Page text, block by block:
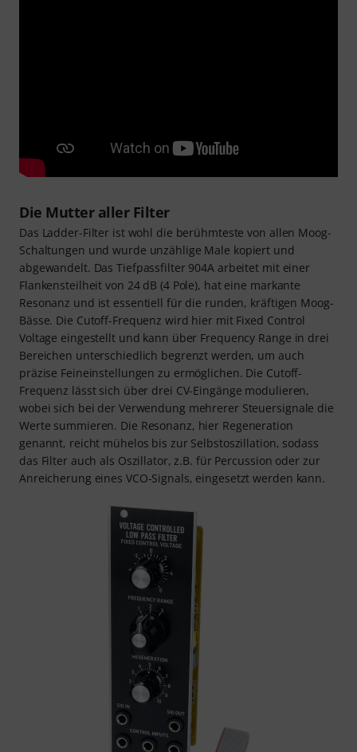
Die Mutter aller Filter
Das Ladder-Filter ist wohl die berühmteste von allen Moog-
Schaltungen und wurde unzählige Male kopiert und
abgewandelt. Das Tiefpassfilter 904A arbeitet mit einer
Flankensteilheit von 24 dB (4 Pole), hat eine markante
Resonanz und ist essentiell für die runden, kräftigen Moog-
Bässe. Die Cutoff-Frequenz wird hier mit Fixed Control
Voltage eingestellt und kann über Frequency Range in drei
Bereichen unterschiedlich begrenzt werden, um auch
präzise Feineinstellungen zu ermöglichen. Die Cutoff-
Frequenz lässt sich über drei CV-Eingänge modulieren,
wobei sich bei der Verwendung mehrerer Steuersignale die
Werte summieren. Die Resonanz, hier Regeneration
genannt, reicht mühelos bis zur Selbstoszillation, sodass
das Filter auch als Oszillator, z.B. für Percussion oder zur
Anreicherung eines VCO-Signals, eingesetzt werden kann.